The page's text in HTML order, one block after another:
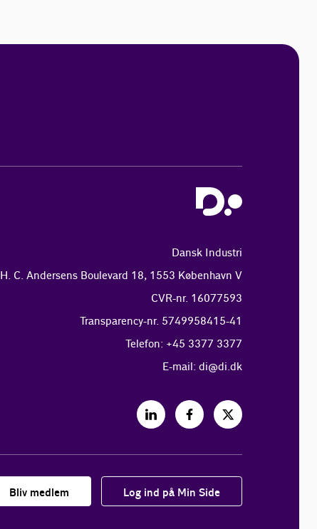
Dansk Industri
H. C. Andersens Boulevard 18, 1553 København V
CVR-nr. 16077593
Transparency-nr. 5749958415-41
Telefon: +45 3377 3377
E-mail: di@di.dk
Bliv medlem Log ind på Min Side